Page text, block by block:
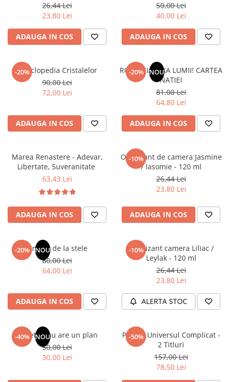
Literatura Romana
Poezie
romantice
Senzatii/Dragoste
Senzatii/Erotic
Senzatii/Thriller
Teatru
Teens Book Club
Birotica & Papetarie
Adezivi si benzi adezive
Accesorii Arhivare
Instrumente de scris
Organizare si Arhivare
Articole scolare
Arta
Caiete si Carnetele scolare
26,44 Lei
23,80 Lei
ADAUGA IN COS
50,00 Lei
40,00 Lei
ADAUGA IN COS
-20%
Enciclopedia Cristalelor
90,00 Lei
72,00 Lei
ADAUGA IN COS
-20% NOU
ROMANIA, AXA LUMII! CARTEA
NATIEI
81,00 Lei
64,80 Lei
ADAUGA IN COS
Marea Renastere - Adevar,
Libertate, Suveranitate
63,43 Lei
ADAUGA IN COS
-10%
Odorizant de camera Jasmine
/ Iasomie - 120 ml
26,44 Lei
23,80 Lei
ADAUGA IN COS
-20% NOU
Un dar de la stele
80,00 Lei
64,00 Lei
ADAUGA IN COS
-10%
Odorizant camera Liliac /
Leylak - 120 ml
26,44 Lei
23,80 Lei
ALERTA STOC
-40% NOU
Sufletul tau are un plan
50,00 Lei
30,00 Lei
-50%
Pachet Universul Complicat -
2 Titluri
157,00 Lei
78,50 Lei